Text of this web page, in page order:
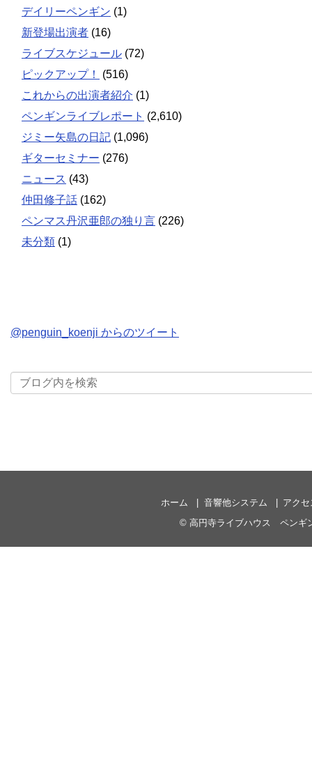
デイリーペンギン (1)
新登場出演者 (16)
ライブスケジュール (72)
ピックアップ！
(516)
これからの出演者紹介 (1)
ペンギンライブレポート (2,610)
ジミー矢島の日記 (1,096)
ギターセミナー (276)
ニュース (43)
仲田修子話 (162)
ペンマス丹沢亜郎の独り言 (226)
未分類 (1)
@penguin_koenji からのツイート
ホーム 音響他システム
アクセ
© 高円寺ライブハウス ペンギ